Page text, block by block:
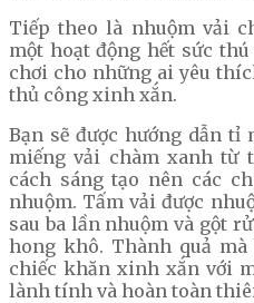
Tiếp theo là nhuộm vải
một hoạt động hết sức
chơi cho những ai yêu
thủ công xinh xắn.
Bạn sẽ được hướng dẫn tỉ
miếng vải chàm xanh từ
cách sáng tạo nên các
nhuộm. Tấm vải được
sau ba lần nhuộm và gột
hong khô. Thành quả
chiếc khăn xinh xắn với
lành tính và hoàn toàn